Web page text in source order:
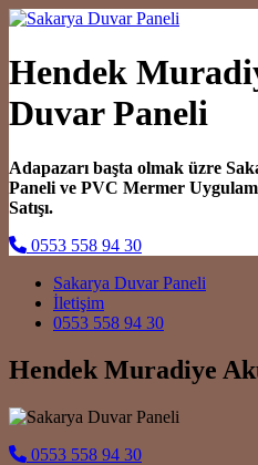
Hendek
Duvar Paneli
Adapazarı başta olmak üzre
Paneli ve PVC Mermer
Satışı.
0553 558 94 30
Main Navigation
Sakarya Duvar Paneli
İletişim
0553 558 94 30
Hendek Muradiye
0553 558 94 30